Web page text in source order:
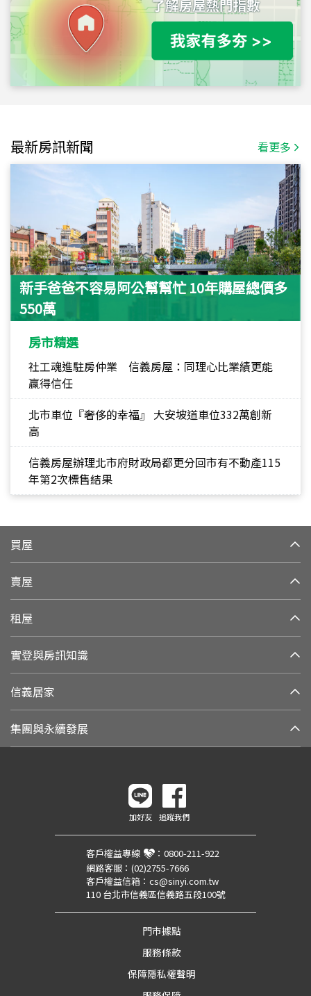
最新房訊新聞 看更多
新手爸爸不容易阿公幫幫忙 10年購屋總價多
550萬
房市精選
社工魂進駐房仲業 信義房屋：同理心比業績更能
贏得信任
北市車位『奢侈的幸福』 大安坡道車位332萬創新
高
信義房屋辦理北市府財政局都更分回市有不動產115
年第2次標售結果
買屋
賣屋
租屋
實登與房訊知識
信義居家
集團與永續發展
加好友 追蹤我們
客戶權益專線 ： 0800-211-922
網路客服： (02)2755-7666
客戶權益信箱： cs@sinyi.com.tw
110 台北市信義區信義路五段100號
門市據點
服務條款
保障隱私權聲明